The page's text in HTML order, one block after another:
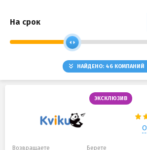
На срок
НАЙДЕНО: 46КОМПАНИЙ
ЭКСКЛЮЗИВ
Возвращаете Берете